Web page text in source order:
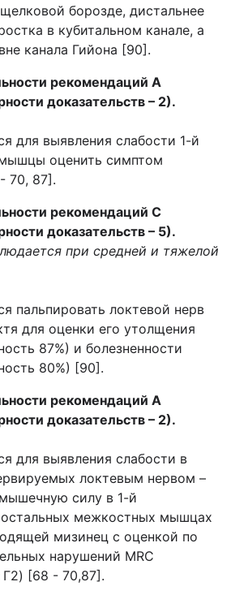
борозде, дистальнее
в кубитальном канале, а
канала Гийона [90].
рекомендаций А
доказательств – 2).
для выявления слабости 1-й
оценить симптом
70, 87].
рекомендаций С
доказательств – 5).
при средней и тяжелой
пальпировать локтевой нерв
для оценки его утолщения
87%) и болезненности
80%) [90].
рекомендаций А
доказательств – 2).
для выявления слабости в
локтевым нервом –
силу в 1-й
межкостных мышцах
мизинец с оценкой по
нарушений MRC
[68 - 70,87].